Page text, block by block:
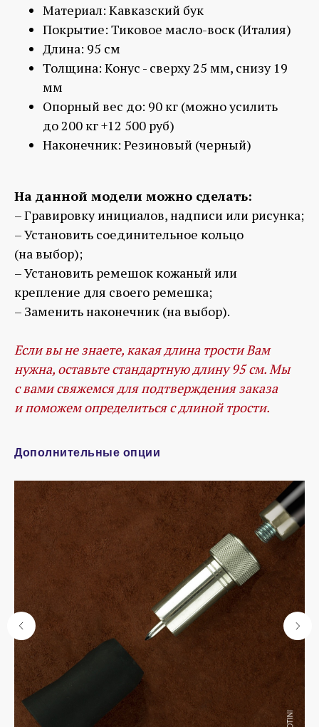
Материал: Кавказский бук
Покрытие: Тиковое масло-воск (Италия)
Длина: 95 см
Толщина: Конус - сверху 25 мм, снизу 19
мм
Опорный вес до: 90 кг (можно усилить
до 200 кг +12 500 руб)
Наконечник: Резиновый (черный)
На данной модели можно сделать:
– Гравировку инициалов, надписи или рисунка;
– Установить соединительное кольцо
(на выбор);
– Установить ремешок кожаный или
крепление для своего ремешка;
– Заменить наконечник (на выбор).
Если вы не знаете, какая длина трости Вам
нужна, оставьте стандартную длину 95 см. Мы
с вами свяжемся для подтверждения заказа
и поможем определиться с длиной трости.
Дополнительные опции